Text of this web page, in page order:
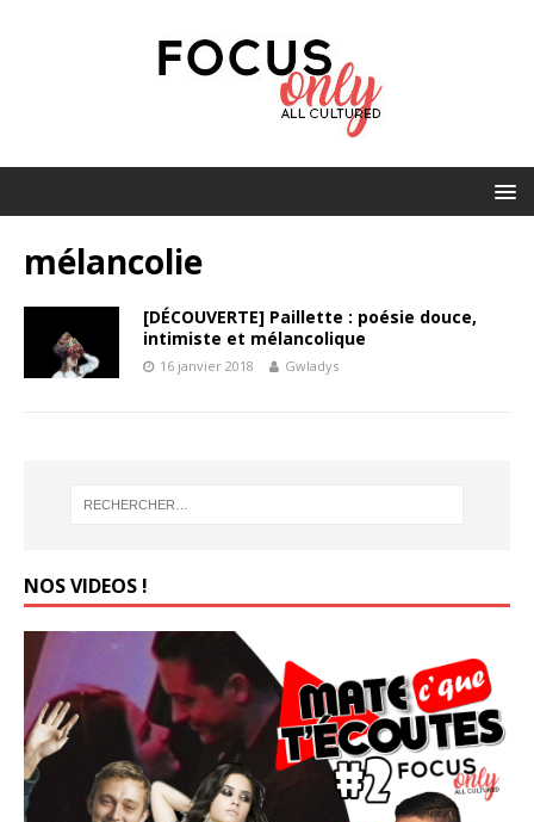
mélancolie
[DÉCOUVERTE] Paillette : poésie douce,
intimiste et mélancolique
16 janvier 2018 Gwladys
NOS VIDEOS !